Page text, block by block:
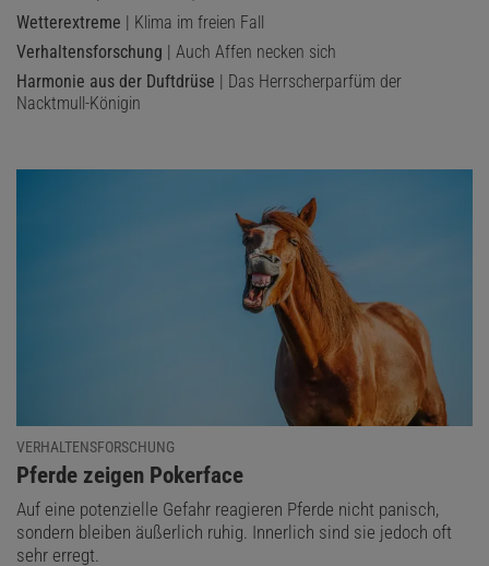
Wetterextreme | Klima im freien Fall
Verhaltensforschung | Auch Affen necken sich
Harmonie aus der Duftdrüse | Das Herrscherparfüm der
Nacktmull-Königin
VERHALTENSFORSCHUNG
:
Pferde zeigen Pokerface
Auf eine potenzielle Gefahr reagieren Pferde nicht panisch,
sondern bleiben äußerlich ruhig. Innerlich sind sie jedoch oft
sehr erregt.